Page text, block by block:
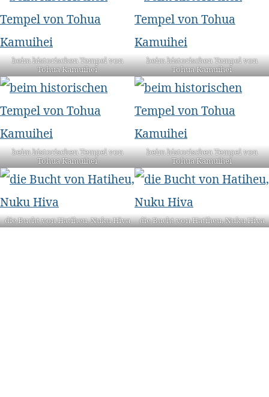
beim historischen Tempel von
Tohua Kamuihei
beim historischen Tempel von
Tohua Kamuihei
beim historischen Tempel von
Tohua Kamuihei
beim historischen Tempel von
Tohua Kamuihei
die Bucht von Hatiheu, Nuku Hiva die Bucht von Hatiheu, Nuku Hiva